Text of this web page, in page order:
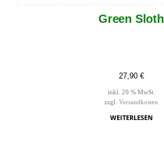
Green Sloth
27,90 €
inkl. 20 % MwSt.
zzgl. Versandkosten
WEITERLESEN